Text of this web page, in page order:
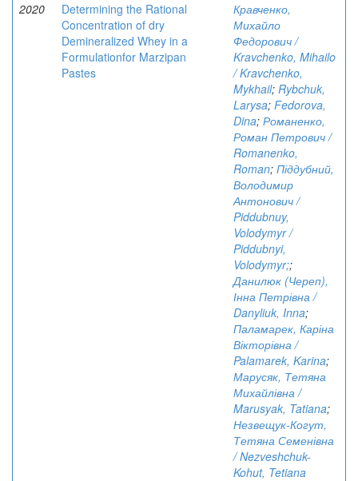
2020
Determining the Rational
Concentration of dry
Demineralized Whey in a
Formulationfor Marzipan
Pastes
Кравченко,
Михайло
Федорович /
Kravchenko, Mihailo
/ Kravchenko,
Mykhail; Rybchuk,
Larysa; Fedorova,
Dina; Романенко,
Роман Петрович /
Romanenko,
Roman; Піддубний,
Володимир
Антонович /
Piddubnuy,
Volodymyr /
Piddubnyi,
Volodymyr;;
Данилюк (Череп),
Інна Петрівна /
Danyliuk, Inna;
Паламарек, Каріна
Вікторівна /
Palamarek, Karina;
Марусяк, Тетяна
Михайлівна /
Marusyak, Tatiana;
Незвещук-Когут,
Тетяна Семенівна
/ Nezveshchuk-
Kohut, Tetiana